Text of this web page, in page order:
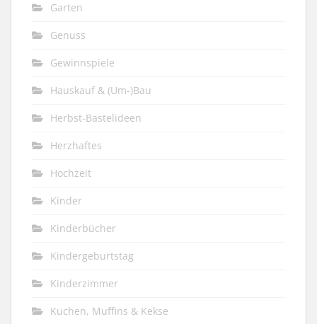
Garten
Genuss
Gewinnspiele
Hauskauf & (Um-)Bau
Herbst-Bastelideen
Herzhaftes
Hochzeit
Kinder
Kinderbücher
Kindergeburtstag
Kinderzimmer
Kuchen, Muffins & Kekse